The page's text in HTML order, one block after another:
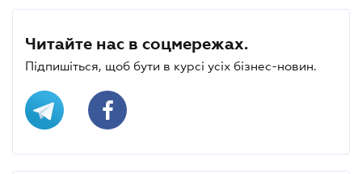
Читайте нас в соцмережах.
Підпишіться, щоб бути в курсі усіх бізнес-новин.